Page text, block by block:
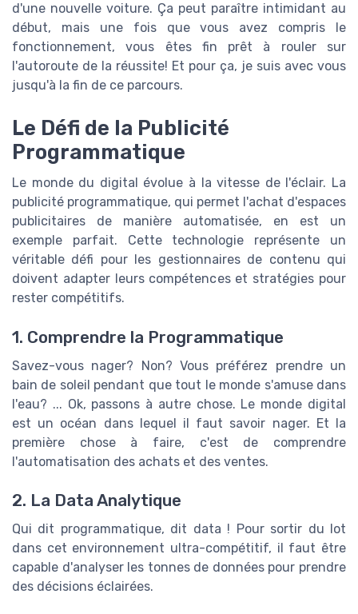
d'une nouvelle voiture. Ça peut paraître intimidant au
début, mais une fois que vous avez compris le
fonctionnement, vous êtes fin prêt à rouler sur
l'autoroute de la réussite! Et pour ça, je suis avec vous
jusqu'à la fin de ce parcours.
Le Défi de la Publicité
Programmatique
Le monde du digital évolue à la vitesse de l'éclair. La
publicité programmatique, qui permet l'achat d'espaces
publicitaires de manière automatisée, en est un
exemple parfait. Cette technologie représente un
véritable défi pour les gestionnaires de contenu qui
doivent adapter leurs compétences et stratégies pour
rester compétitifs.
1. Comprendre la Programmatique
Savez-vous nager? Non? Vous préférez prendre un
bain de soleil pendant que tout le monde s'amuse dans
l'eau? ... Ok, passons à autre chose. Le monde digital
est un océan dans lequel il faut savoir nager. Et la
première chose à faire, c'est de comprendre
l'automatisation des achats et des ventes.
2. La Data Analytique
Qui dit programmatique, dit data ! Pour sortir du lot
dans cet environnement ultra-compétitif, il faut être
capable d'analyser les tonnes de données pour prendre
des décisions éclairées.